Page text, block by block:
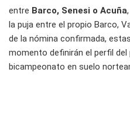
entre Barco, Senesi o Acuña
la puja entre el propio Barco,
de la nómina confirmada,
momento definirán el perfil del
bicampeonato en suelo